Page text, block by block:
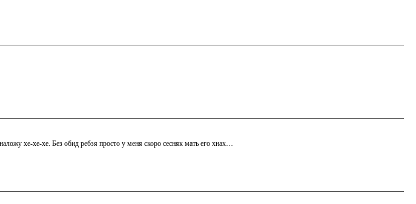
хе-хе-хе. Без обид ребзя просто у меня скоро сесняк мать его хнах…